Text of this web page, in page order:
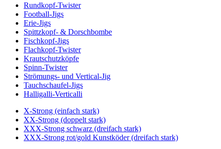
Rundkopf-Twister
Football-Jigs
Erie-Jigs
Spittzkopf- & Dorschbombe
Fischkopf-Jigs
Flachkopf-Twister
Krautschutzköpfe
Spinn-Twister
Strömungs- und Vertical-Jig
Tauchschaufel-Jigs
Halligalli-Verticalli
X-Strong (einfach stark)
XX-Strong (doppelt stark)
XXX-Strong schwarz (dreifach stark)
XXX-Strong rot/gold Kunstköder (dreifach stark)